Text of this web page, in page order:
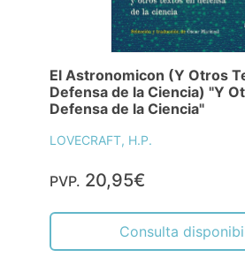
El Astronomicon (Y Otros
Defensa de la Ciencia) "Y
Defensa de la Ciencia"
LOVECRAFT, H.P.
PVP. 20,95€
Consulta